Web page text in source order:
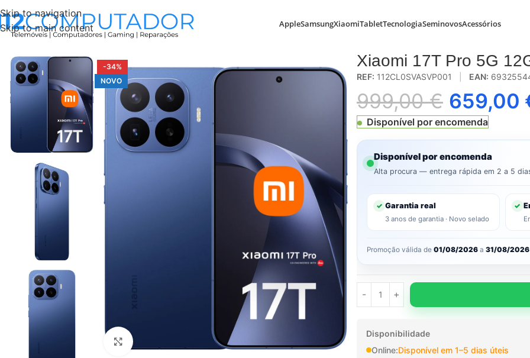
Skip to navigation
Skip to main content
AppleSamsungXiaomiTabletTecnologiaSeminovosAcessórios
-34%
NOVO
Xiaomi 17T Pro 5G
REF: 112CL0SVASVP001 EAN:
999,00€ 659,00
Disponível por encomenda
Disponível por encomenda
Alta procura — entrega rápida em 2 a 5
✓ Garantia real
3 anos de garantia · Novo selado
✓
Promoção válida de01/08/2026 a31/08/2026
Disponibilidade
Online:Disponível em 1–5 dias úteis